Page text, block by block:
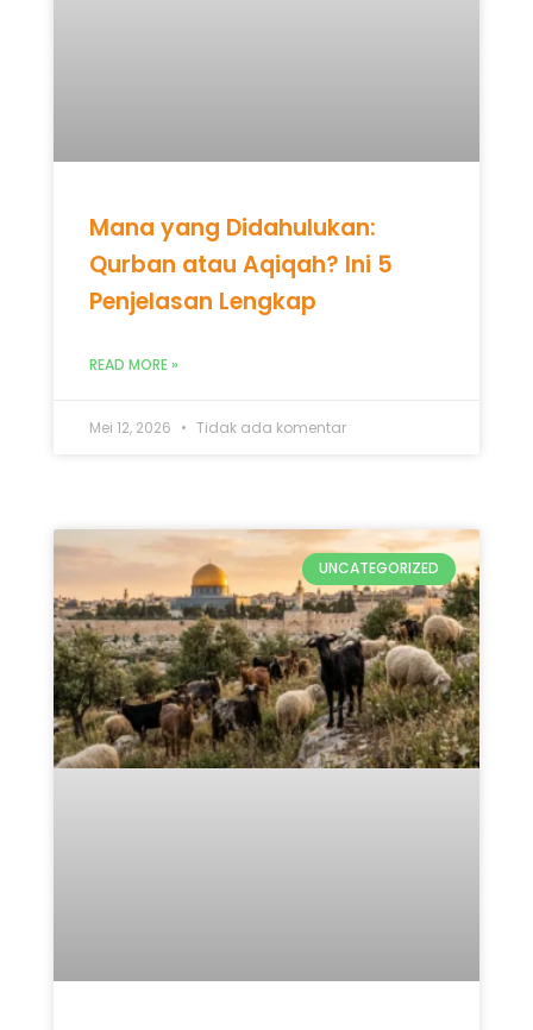
Mana yang Didahulukan:
Qurban atau Aqiqah? Ini 5
Penjelasan Lengkap
READ MORE »
Mei 12, 2026 Tidak ada komentar
UNCATEGORIZED